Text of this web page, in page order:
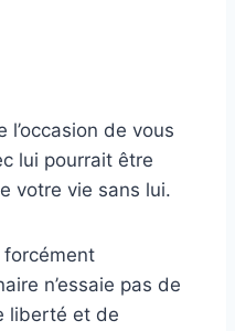
l’occasion de vous
lui pourrait être
votre vie sans lui.
forcément
n’essaie pas de
liberté et de